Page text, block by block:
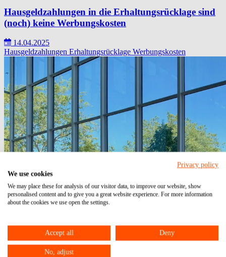
Hausgeldzahlungen in die Erhaltungsrücklage sind
(noch) keine Werbungskosten
14.04.2025
Hausgeldzahlungen Erhaltungsrücklage Werbungskosten
Privacy policy
We use cookies
We may place these for analysis of our visitor data, to improve our website, show
personalised content and to give you a great website experience. For more information
about the cookies we use open the settings.
Accept all Deny
No, adjust